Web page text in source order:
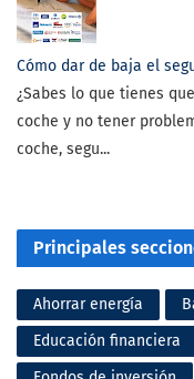
Cómo dar de baja el
¿Sabes lo que tienes
coche y no tener
coche, segu...
Principales
Ahorrar energía
Educación financiera